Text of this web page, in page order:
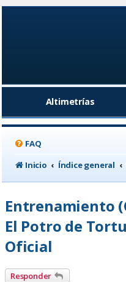
Altimetrías
FAQ
Inicio
Índice general
Entrenamiento
El Potro de
Oficial
Responder